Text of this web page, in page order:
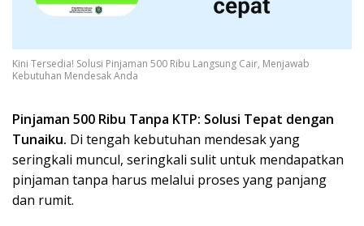
Kini Tersedia! Solusi Pinjaman 500 Ribu Langsung Cair, Menjawab
Kebutuhan Mendesak Anda
Pinjaman 500 Ribu Tanpa KTP: Solusi Tepat dengan
Tunaiku. Di tengah kebutuhan mendesak yang
seringkali muncul, seringkali sulit untuk mendapatkan
pinjaman tanpa harus melalui proses yang panjang
dan rumit.